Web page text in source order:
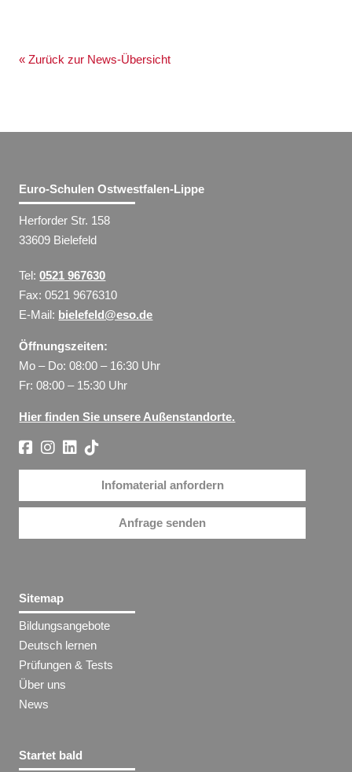
« Zurück zur News-Übersicht
Euro-Schulen Ostwestfalen-Lippe
Herforder Str. 158
33609 Bielefeld
Tel:0521 967630
Fax: 0521 9676310
E-Mail: bielefeld@eso.de
Öffnungszeiten:
Mo – Do: 08:00 – 16:30 Uhr
Fr: 08:00 – 15:30 Uhr
Hier finden Sie unsere Außenstandorte.
Infomaterial anfordern
Anfrage senden
Sitemap
Bildungsangebote
Deutsch lernen
Prüfungen & Tests
Über uns
News
Startet bald